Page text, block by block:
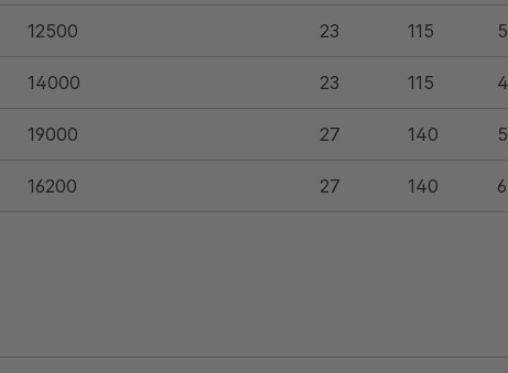
12500 23 115
14000 23 115
19000 27 140
16200 27 140